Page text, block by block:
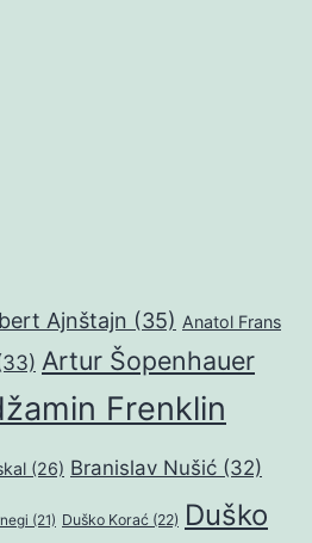
Ajnštajn (35) Anatol Frans
Artur Šopenhauer
Frenklin
(26) Branislav Nušić (32)
(21) Duško Korać (22) Duško